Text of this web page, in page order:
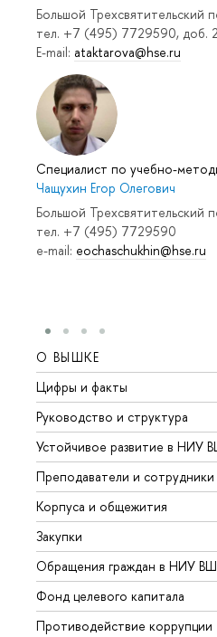
Большой Трехсвятительский
тел. +7 (495) 7729590, доб.
E-mail: ataktarova@hse.ru
Специалист по учебно-
Чащухин Егор Олегович
Большой Трехсвятительский
тел. +7 (495) 7729590
e-mail: eochaschukhin@hse.ru
О ВЫШКЕ
Цифры и факты
Руководство и структура
Устойчивое развитие в НИУ
Преподаватели и сотрудники
Корпуса и общежития
Закупки
Обращения граждан в НИУ
Фонд целевого капитала
Противодействие коррупции